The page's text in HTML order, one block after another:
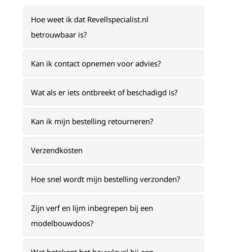
Hoe weet ik dat Revellspecialist.nl
betrouwbaar is?
Kan ik contact opnemen voor advies?
Wat als er iets ontbreekt of beschadigd is?
Kan ik mijn bestelling retourneren?
Verzendkosten
Hoe snel wordt mijn bestelling verzonden?
Zijn verf en lijm inbegrepen bij een
modelbouwdoos?